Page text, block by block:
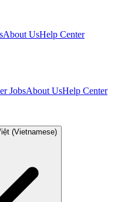
About UsHelp Center
JobsAbout UsHelp Center
(Vietnamese)